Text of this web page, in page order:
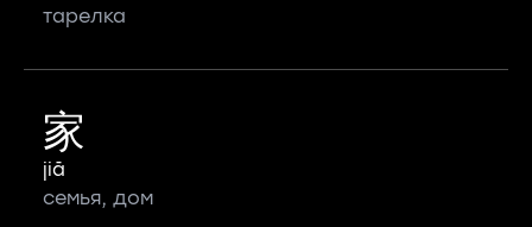
тарелка
家
jiā
семья, дом